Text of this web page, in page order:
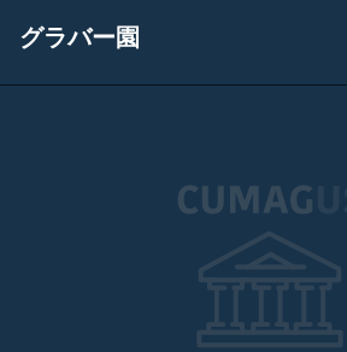
グラバー園